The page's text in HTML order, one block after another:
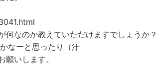
何なのか教えていただけますでしょうか？
なーと思ったり（汗
いします。